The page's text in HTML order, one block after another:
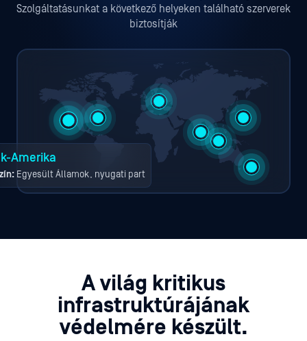
Szolgáltatásunkat a következő helyeken található szerverek
biztosítják
Amerika
Egyesült Államok, nyugati part
A világ kritikus
infrastruktúrájának
védelmére készült.